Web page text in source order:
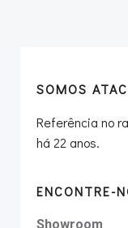
SOMOS
Referência no
há 22 anos.
ENCONTRE-
Showroom